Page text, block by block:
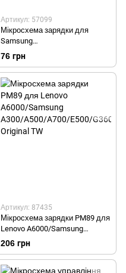
Артикул: 57099
Мікросхема зарядки для
Samsung
B7350/C3530/E2530/E2652/i550
0/i8262/i8350/S3550/S5570
Original TW
76 грн
Артикул: 87435
Мікросхема зарядки PM89 для
Lenovo A6000/Samsung
A300/A500/A700/E500/G360/G5
30/I9192 Original TW
206 грн